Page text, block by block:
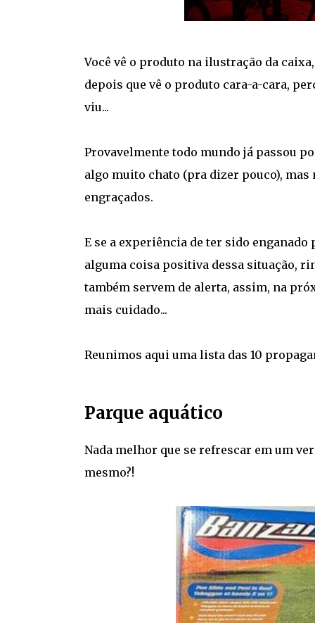
Você vê o produto na ilustração da
depois que vê o produto cara-a-cara,
viu...
Provavelmente todo mundo já passou
algo muito chato (pra dizer pouco), mas
engraçados.
E se a experiência de ter sido
alguma coisa positiva dessa situação,
também servem de alerta, assim, na
mais cuidado...
Reunimos aqui uma lista das 10
Parque aquático
Nada melhor que se refrescar em um
mesmo?!